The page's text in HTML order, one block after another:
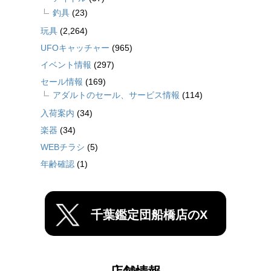
釣具 (23)
玩具 (2,264)
UFOキャッチャー (965)
イベント情報 (297)
セール情報 (169)
アダルトのセール、サービス情報 (114)
入荷案内 (34)
楽器 (34)
WEBチラシ (5)
年齢確認 (1)
千葉鑑定団船橋店のX